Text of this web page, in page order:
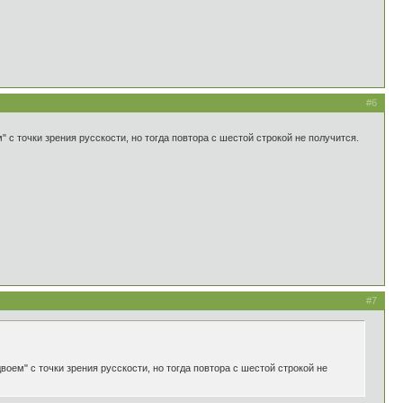
#6
зрения русскости, но тогда повтора с шестой строкой не получится.
#7
с точки зрения русскости, но тогда повтора с шестой строкой не